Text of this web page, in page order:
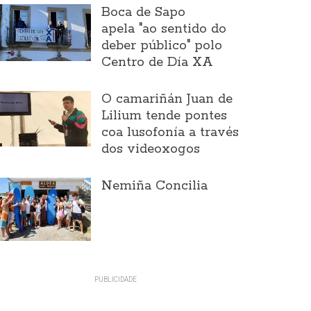
Boca de Sapo
apela "ao sentido do
deber público" polo
Centro de Día XA
O camariñán Juan de
Lilium tende pontes
coa lusofonía a través
dos videoxogos
Nemiña Concilia